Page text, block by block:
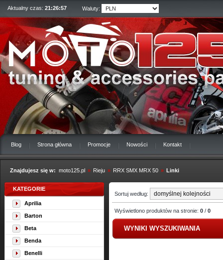
Aktualny czas: 21:26:58 Waluty:
Blog Strona główna Promocje Nowości Kontakt
Znajdujesz się w: moto125.pl » Rieju » RRX SMX MRX 50 » Linki
KATEGORIE
Aprilia
Barton
Beta
Benda
Benelli
Sortuj według:
Wyświetlono produktów na stronie: 0 / 0
WYNIKI WYSZUKIWANIA